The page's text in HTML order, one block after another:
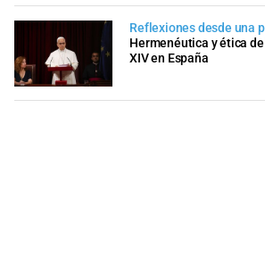
Reflexiones desde una
Hermenéutica y ética
XIV en España